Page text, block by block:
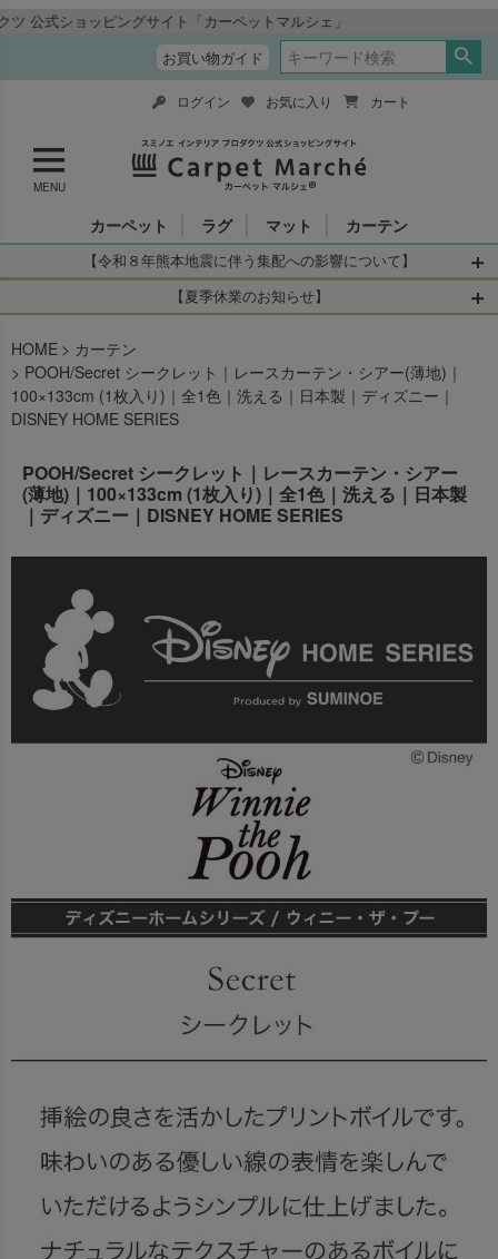
グサイト「カーペットマルシェ」
お買い物ガイド
MENU
ログイン お気に入り カート
カーペット ラグ マット カーテン
【令和８年熊本地震に伴う集配への影響について】
令和8年熊本地震により、お亡くなりになられた方々に深く
お見舞い申し上げます。 この地震の影響により、現在、一
部地域を発着するお荷物のお届けに遅れが生じておりま
す。
・全国から九州あてのお荷物
・九州から全国あてのお荷物
お客さまにはご不便をおかけいたしますが、何卒ご理解賜
りますようお願い申し上げます。
詳しくはこちら
【夏季休業のお知らせ】
当店は は2026年8月11日(火)～2026年8月16日(日)
を休業とさせて頂きます。
休業中のご注文に関しては自動返信メールは届きますが、
当店からの注文確認メールの送信、当店へのお問い合わせ
いただきますのでよろしくお願いいたします。
出荷センターも休業となりますため、休業期間中のご注文
HOME
カーテン
POOH/Secret シークレット｜レースカーテン・シアー(薄地)｜
100×133cm (1枚入り)｜全1色｜洗える｜日本製｜ディズニー｜
DISNEY HOME SERIES
POOH/Secret シークレット｜レースカーテン・シアー
(薄地)｜100×133cm (1枚入り)｜全1色｜洗える｜日本製
｜ディズニー｜DISNEY HOME SERIES